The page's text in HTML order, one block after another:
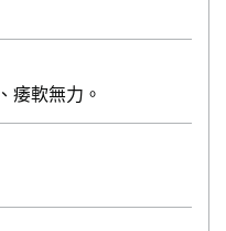
痿軟無力。